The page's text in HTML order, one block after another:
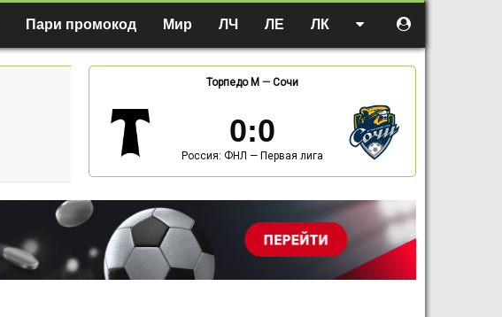
Пари промокод Мир ЛЧ ЛЕ ЛК
Торпедо М — Сочи
0:0
Россия: ФНЛ — Первая лига